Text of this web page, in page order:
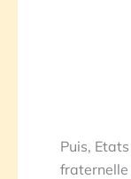
Puis,
fraternelle